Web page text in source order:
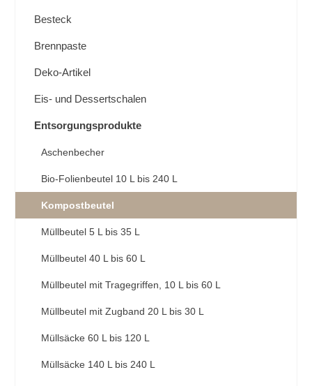
Besteck
Brennpaste
Deko-Artikel
Eis- und Dessertschalen
Entsorgungsprodukte
Aschenbecher
Bio-Folienbeutel 10 L bis 240 L
Kompostbeutel
Müllbeutel 5 L bis 35 L
Müllbeutel 40 L bis 60 L
Müllbeutel mit Tragegriffen, 10 L bis 60 L
Müllbeutel mit Zugband 20 L bis 30 L
Müllsäcke 60 L bis 120 L
Müllsäcke 140 L bis 240 L